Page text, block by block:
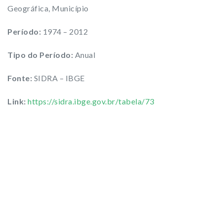
Geográfica, Município
Período: 1974 – 2012
Tipo do Período: Anual
Fonte: SIDRA – IBGE
Link: https://sidra.ibge.gov.br/tabela/73